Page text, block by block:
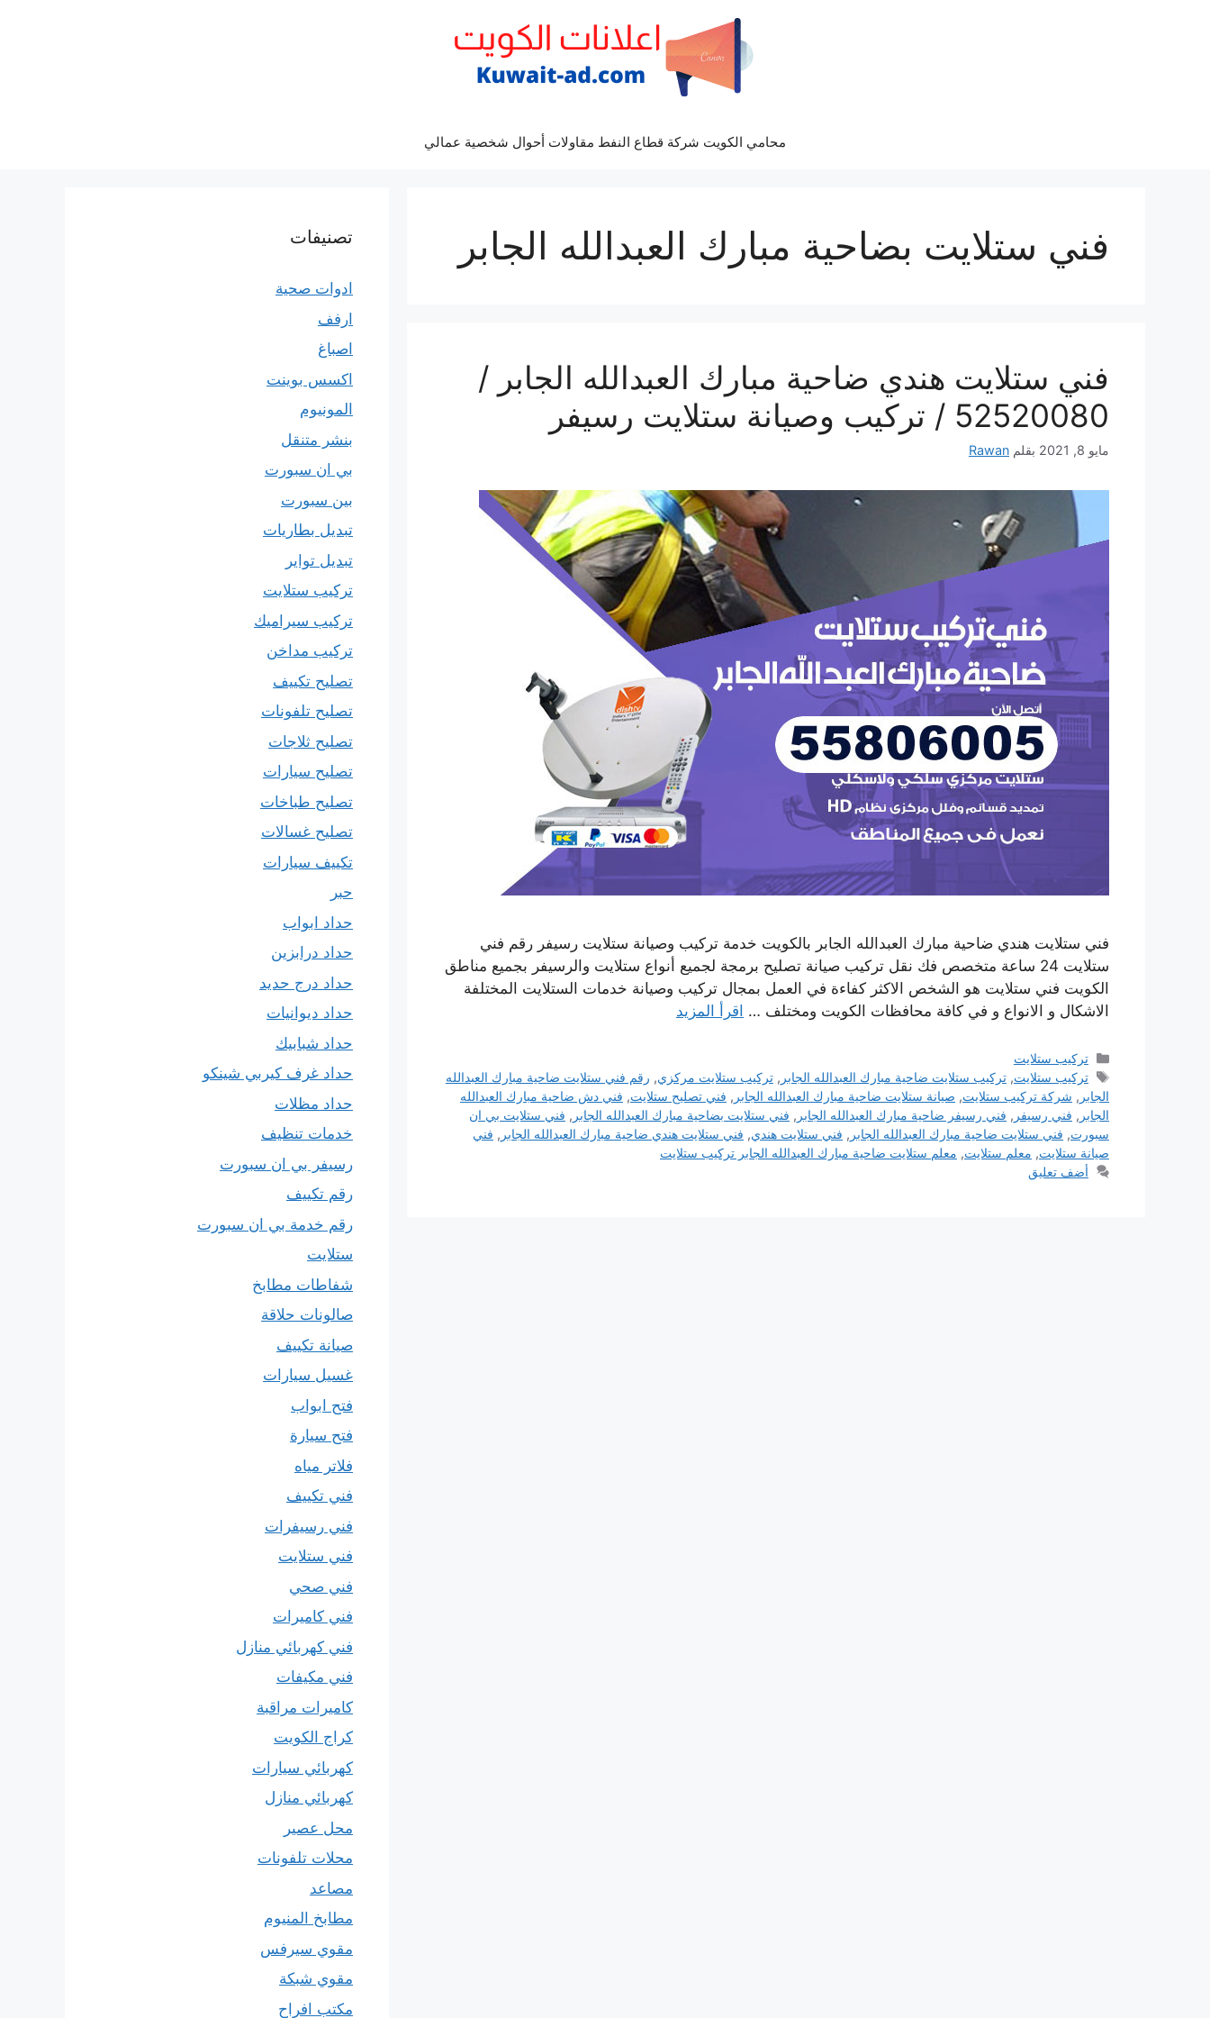
محامي الكويت شركة قطاع النفط مقاولات أحوال شخصية عمالي
فني ستلايت بضاحية مبارك العبدالله الجابر
فني ستلايت هندي ضاحية مبارك العبدالله الجابر /
52520080 / تركيب وصيانة ستلايت رسيفر
مايو 8, 2021 بقلم Rawan
فني ستلايت هندي ضاحية مبارك العبدالله الجابر بالكويت خدمة تركيب وصيانة ستلايت رسيفر رقم فني
ستلايت 24 ساعة متخصص فك نقل تركيب صيانة تصليح برمجة لجميع أنواع ستلايت والرسيفر بجميع مناطق
الكويت فني ستلايت هو الشخص الاكثر كفاءة في العمل بمجال تركيب وصيانة خدمات الستلايت المختلفة
الاشكال و الانواع و في كافة محافظات الكويت ومختلف … اقرأ المزيد
التصنيفات
تركيب ستلايت
الوسوم
تركيب ستلايت,تركيب ستلايت ضاحية مبارك العبدالله الجابر ,تركيب ستلايت مركزي, رقم فني ستلايت ضاحية مبارك العبدالله
الجابر , شركة تركيب ستلايت, صيانة ستلايت ضاحية مبارك العبدالله الجابر , فني تصليح ستلايت, فني دش ضاحية مبارك العبدالله
الجابر , فني رسيفر , فني رسيفر ضاحية مبارك العبدالله الجابر , فني ستلايت بضاحية مبارك العبدالله الجابر , فني ستلايت بي ان
سبورت, فني ستلايت ضاحية مبارك العبدالله الجابر , فني ستلايت هندي, فني ستلايت هندي ضاحية مبارك العبدالله الجابر , فني
صيانة ستلايت, معلم ستلايت, معلم ستلايت ضاحية مبارك العبدالله الجابر تركيب ستلايت
أضف تعليق
تصنيفات
ادوات صحية
ارفف
اصباغ
اكسس بوينت
المونيوم
بنشر متنقل
بي ان سبورت
بين سبورت
تبديل بطاريات
تبديل تواير
تركيب ستلايت
تركيب سيراميك
تركيب مداخن
تصليح تكييف
تصليح تلفونات
تصليح ثلاجات
تصليح سيارات
تصليح طباخات
تصليح غسالات
تكييف سيارات
حبر
حداد ابواب
حداد درابزين
حداد درج حديد
حداد ديوانيات
حداد شبابيك
حداد غرف كيربي شينكو
حداد مظلات
خدمات تنظيف
رسيفر بي ان سبورت
رقم تكييف
رقم خدمة بي ان سبورت
ستلايت
شفاطات مطابخ
صالونات حلاقة
صيانة تكييف
غسيل سيارات
فتح ابواب
فتح سيارة
فلاتر مياه
فني تكييف
فني رسيفرات
فني ستلايت
فني صحي
فني كاميرات
فني كهربائي منازل
فني مكيفات
كاميرات مراقبة
كراج الكويت
كهربائي سيارات
كهربائي منازل
محل عصير
محلات تلفونات
مصاعد
مطابخ المنيوم
مقوي سيرفس
مقوي شبكة
مكتب افراح